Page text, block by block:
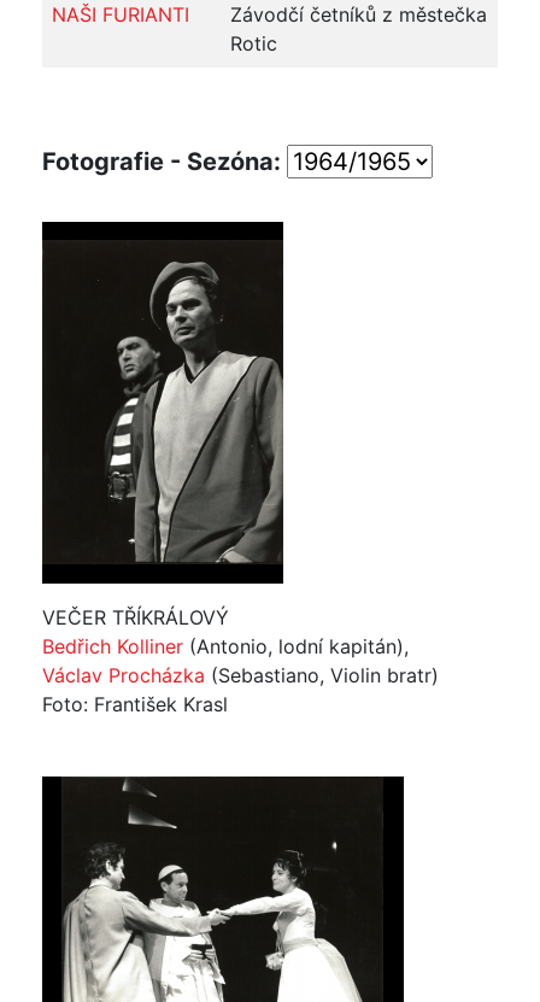
NAŠI FURIANTI
Závodčí četníků z městečka
Rotic
Fotografie - Sezóna:
VEČER TŘÍKRÁLOVÝ
Bedřich Kolliner (Antonio, lodní kapitán),
Václav Procházka (Sebastiano, Violin bratr)
Foto: František Krasl